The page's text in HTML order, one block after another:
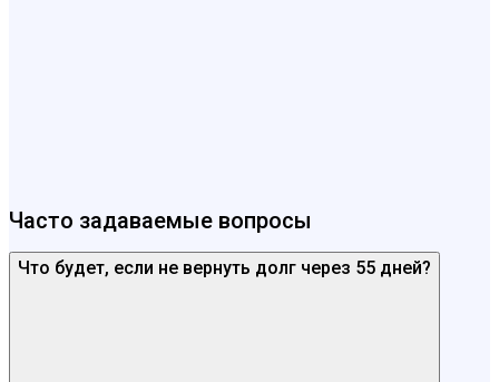
Часто задаваемые вопросы
Что будет, если не вернуть долг через 55 дней?